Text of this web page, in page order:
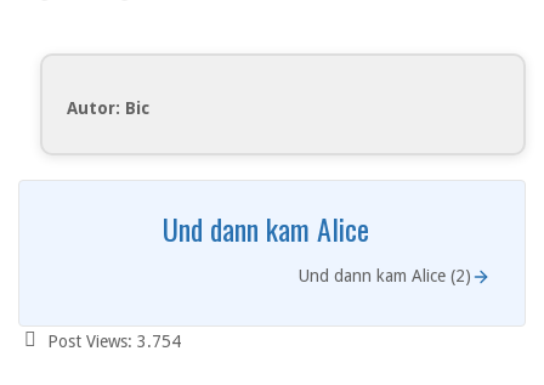
Autor: Bic
Und dann kam Alice
Und dann kam Alice (2)
Post Views: 3.754